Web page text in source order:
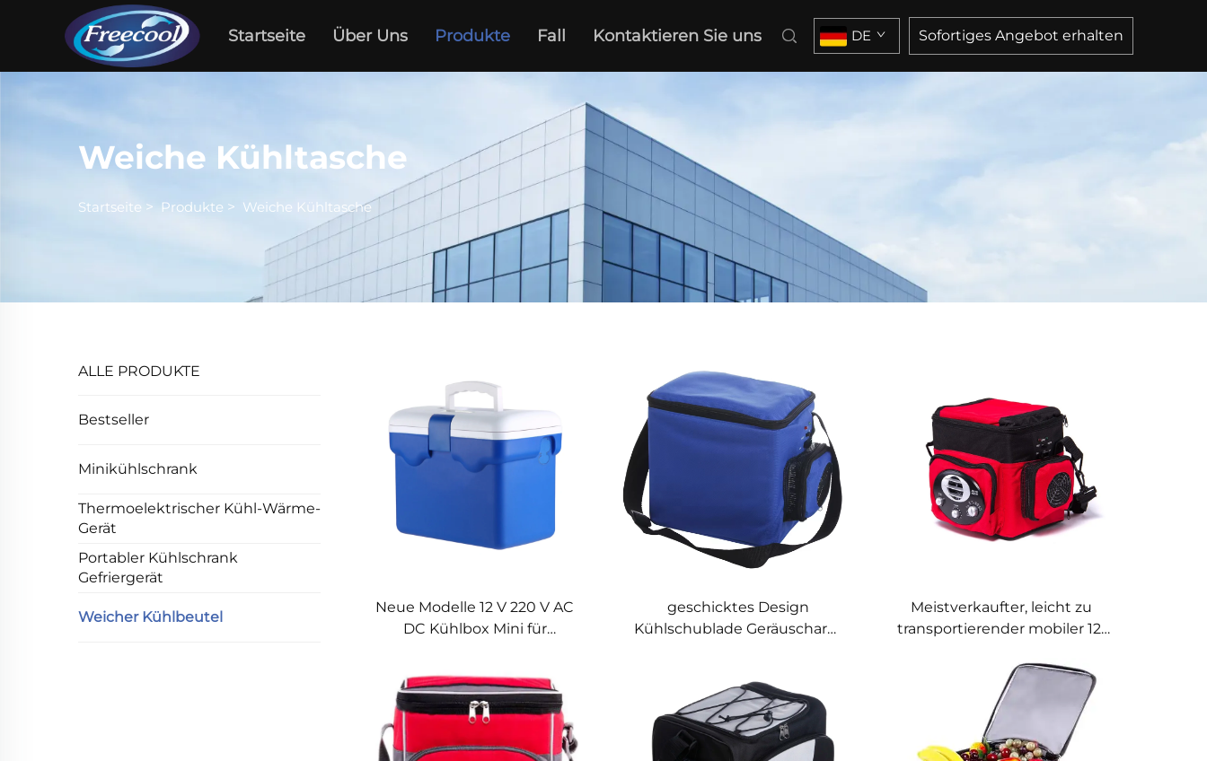
Startseite Über Uns Produkte Fall Kontaktieren Sie uns DE Sofortiges Angebot erhalten
Weiche Kühltasche
Startseite > Produkte > Weiche Kühltasche
ALLE PRODUKTE
Bestseller
Minikühlschrank
Thermoelektrischer Kühl-Wärme-
Gerät
Portabler Kühlschrank
Gefriergerät
Weicher Kühlbeutel
Neue Modelle 12 V 220 V AC
DC Kühlbox Mini für
tragbarer Kühlschrank
Autokühlschrank Kühlschrank
geschicktes Design
Kühlschublade Geräuscharm
Kühlschrank
Meistverkaufter, leicht zu
transportierender mobiler 12-
neuem Zustand mit Griff,
Rädern und Radio für den
Einsatz im Freien und in
Hotels